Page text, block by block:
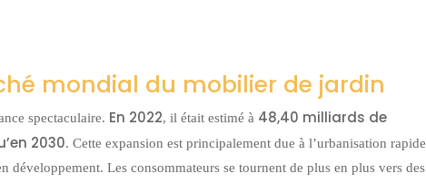
mondial du mobilier de jardin
spectaculaire. En 2022, il était estimé à 48,40 milliards de
2030. Cette expansion est principalement due à l’urbanisation rapide
Les consommateurs se tournent de plus en plus vers des